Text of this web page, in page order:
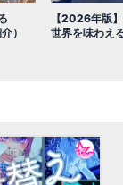
）
【2026年版
世界を味わえ